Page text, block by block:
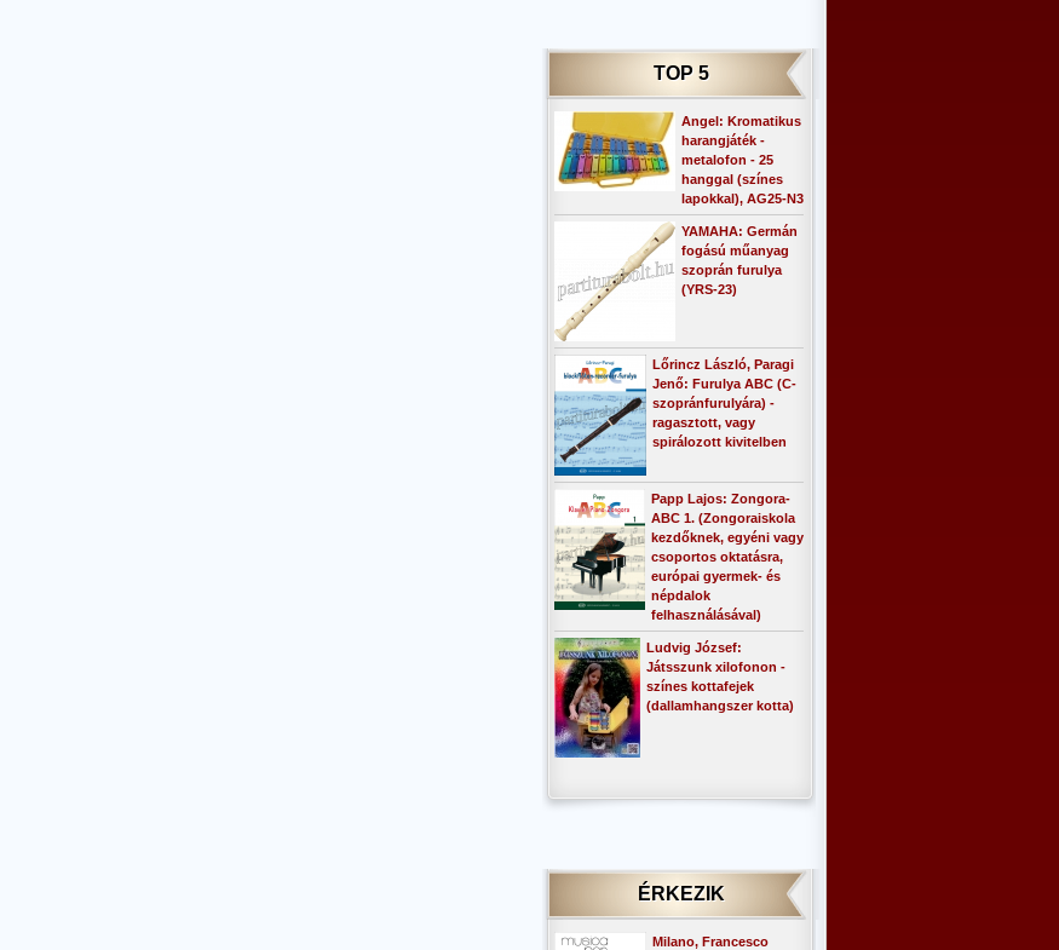
TOP 5
Angel: Kromatikus
harangjáték -
metalofon - 25
hanggal (színes
lapokkal), AG25-N3
YAMAHA: Germán
fogású műanyag
szoprán furulya
(YRS-23)
Lőrincz László, Paragi
Jenő: Furulya ABC (C-
szopránfurulyára) -
ragasztott, vagy
spirálozott kivitelben
Papp Lajos: Zongora-
ABC 1. (Zongoraiskola
kezdőknek, egyéni vagy
csoportos oktatásra,
európai gyermek- és
népdalok
felhasználásával)
Ludvig József:
Játsszunk xilofonon -
színes kottafejek
(dallamhangszer kotta)
ÉRKEZIK
Milano, Francesco